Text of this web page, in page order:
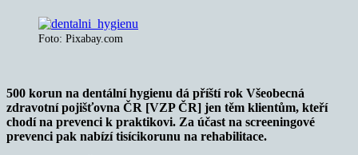
Foto: Pixabay.com
500 korun na dentální hygienu dá příští rok Všeobecná
zdravotní pojišťovna ČR [VZP ČR] jen těm klientům, kteří
chodí na prevenci k praktikovi. Za účast na screeningové
prevenci pak nabízí tisícikorunu na rehabilitace.